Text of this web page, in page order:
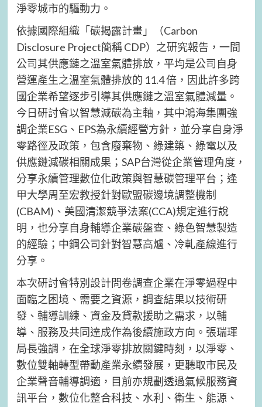
淨零城市的驅動力。
依據國際組織「碳揭露計畫」（Carbon
Disclosure Project簡稱 CDP）之研究報告，一間
公司其供應鏈之溫室氣體排放，平均是公司自身
營運產生之溫室氣體排放的 11.4 倍，因此許多跨
國企業希望逐步引導其供應鏈之溫室氣體減量。
今日研討會以智慧減碳為主軸，其中鴻海集團強
調企業ESG、EPS為永續經營方針，並分享自身淨
零路徑及政策，包含廢棄物、綠建築、綠電以及
供應鏈減碳相關成果；SAP台灣從企業管理角度，
分享永續管理數位化政策與智慧碳管理平台；逢
甲大學周至宏教授針對歐盟碳邊境調整機制
(CBAM)、美國清潔競爭法案(CCA)規定進行說
明，也分享自身輔導企業碳盤查、綠色智慧製造
的經驗；中鋼公司針對智慧高爐、冷軋產線進行
分享。
本次研討會特別設計問卷調查企業在淨零過程中
面臨之困境、需要之資源，調查結果以技術研
發、輔導訓練、資金及貸款援助之需求，以輔
導、服務及共同達成作為後續施政方向。張瑞琿
局長強調，在全球淨零排放關鍵時刻，以淨零、
數位雙軸轉型帶動產業永續發展，更聽取市民及
企業聲音輔導調適，目前亦規劃透過氣候服務資
訊平台，數位化整合科技、水利、衛生、能源、